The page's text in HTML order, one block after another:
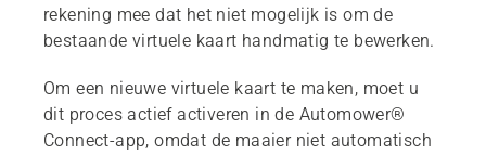
rekening mee dat het niet mogelijk is om de
bestaande virtuele kaart handmatig te bewerken.
Om een nieuwe virtuele kaart te maken, moet u
dit proces actief activeren in de Automower®
Connect-app, omdat de maaier niet automatisch